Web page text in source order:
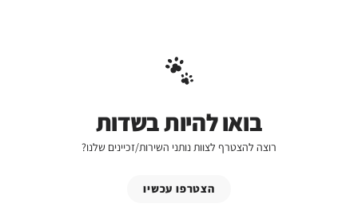
בואו להיות בשדות
רוצה להצטרף לצוות נותני השירות/זכיינים שלנו?
הצטרפו עכשיו